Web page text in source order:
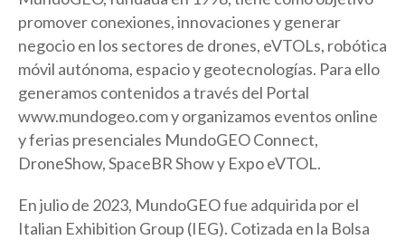
promover conexiones, innovaciones y generar
negocio en los sectores de drones, eVTOLs, robótica
móvil autónoma, espacio y geotecnologías. Para ello
generamos contenidos a través del Portal
www.mundogeo.com y organizamos eventos online
y ferias presenciales MundoGEO Connect,
DroneShow, SpaceBR Show y Expo eVTOL.
En julio de 2023, MundoGEO fue adquirida por el
Italian Exhibition Group (IEG). Cotizada en la Bolsa